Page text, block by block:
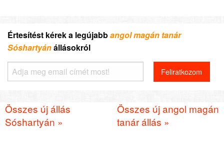
Értesítést kérek a legújabbangol magán tanár
Sóshartyánállásokról
Összes új állás
Sóshartyán »
Összes új angol magán
tanár állás »